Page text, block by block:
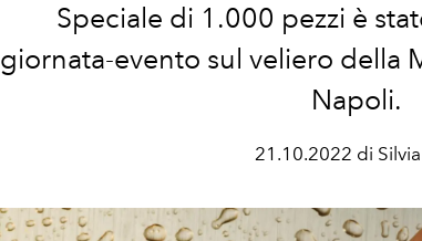
Speciale di 1.000 pezzi è
giornata-evento sul veliero della
Napoli.
21.10.2022 di